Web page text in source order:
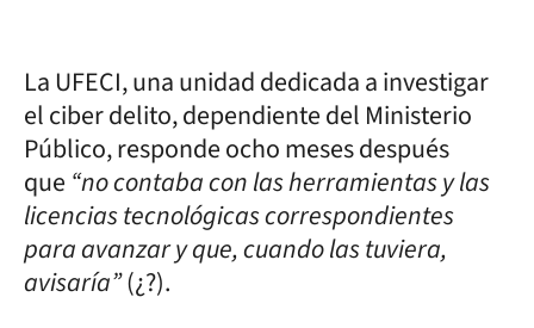
La UFECI, una unidad dedicada a investigar
el ciber delito, dependiente del Ministerio
Público, responde ocho meses después
que “no contaba con las herramientas y las
licencias tecnológicas correspondientes
para avanzar y que, cuando las tuviera,
avisaría”(¿?).